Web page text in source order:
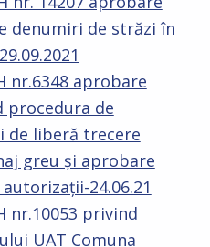
denumiri de străzi în
nr.6348 aprobare
procedura de
de liberă trecere
greu și aprobare
24.06.21
nr.10053 privind
UAT Comuna